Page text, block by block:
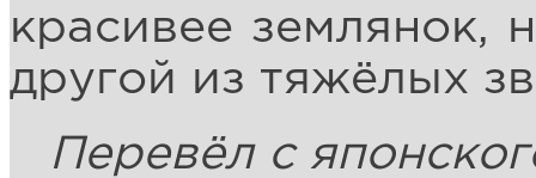
красивее землянок,
другой из тяжёлых
Перевёл с